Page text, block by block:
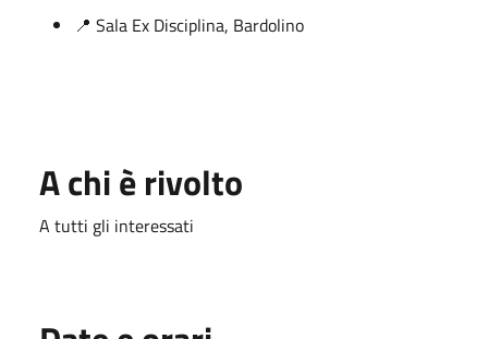
📍 Sala Ex Disciplina, Bardolino
A chi è rivolto
A tutti gli interessati